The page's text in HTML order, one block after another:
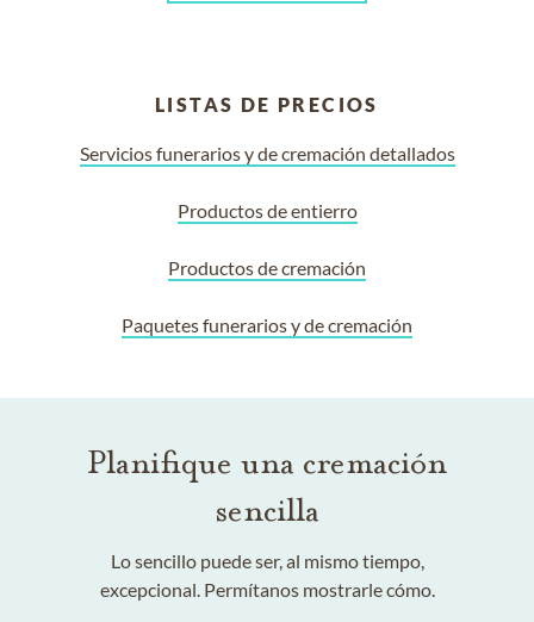
LISTAS DE PRECIOS
Servicios funerarios y de cremación detallados
Productos de entierro
Productos de cremación
Paquetes funerarios y de cremación
Planifique una cremación
sencilla
Lo sencillo puede ser, al mismo tiempo,
excepcional. Permítanos mostrarle cómo.